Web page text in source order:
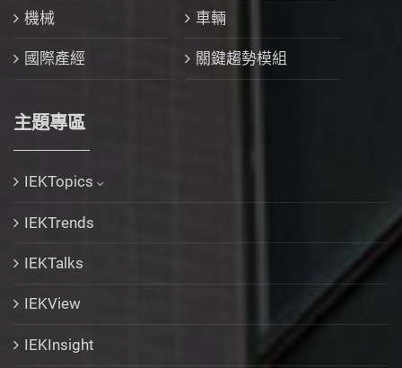
機械 車輛
國際產經 關鍵趨勢模組
主題專區
IEKTopics
IEKTrends
IEKTalks
IEKView
IEKInsight